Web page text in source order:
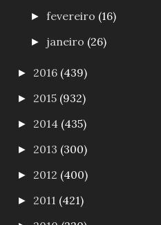
►fevereiro (16)
► janeiro (26)
► 2016 (439)
► 2015 (932)
► 2014 (435)
► 2013 (300)
► 2012 (400)
► 2011 (421)